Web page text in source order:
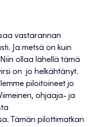
vastarannan
Ja metsä on kuin
ollaa lähellä tämä
on jo helkähtänyt.
piloitoineet jo
ohjaaja- ja
Tämän pilottimatkan